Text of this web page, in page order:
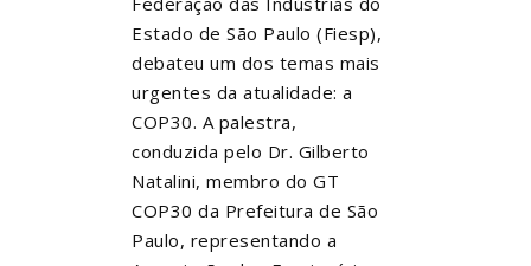
Estado de São Paulo (Fiesp),
debateu um dos temas mais
urgentes da atualidade: a
COP30. A palestra,
conduzida pelo Dr. Gilberto
Natalini, membro do GT
COP30 da Prefeitura de São
Paulo, representando a